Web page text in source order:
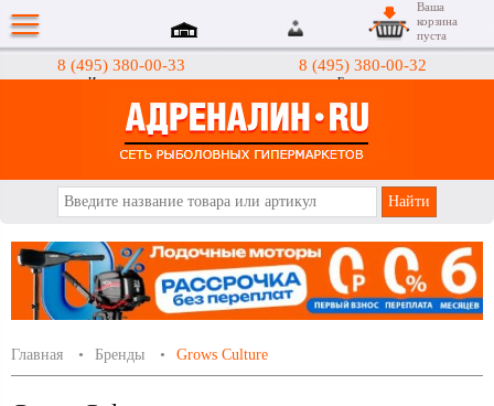
8 (495) 380-00-33
Интернет-магазин
8 (495) 380-00-32
Гипермаркеты
Ваша
корзина
пуста
Главная Бренды Grows Culture